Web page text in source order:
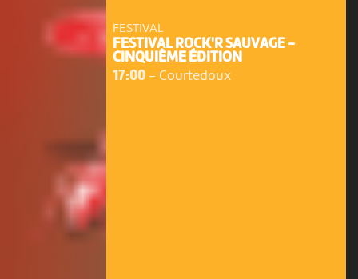
FESTIVAL
FESTIVAL ROCK'R SAUVAGE -
CINQUIÈME ÉDITION
17:00- Courtedoux